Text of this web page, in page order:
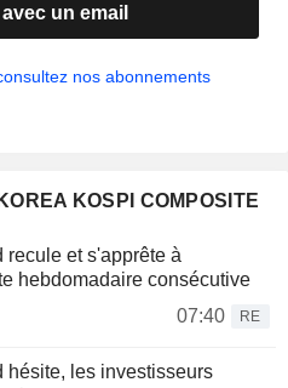
un email
nos abonnements
KOSPI COMPOSITE
recule et s'apprête à
hebdomadaire consécutive
07:40
RE
hésite, les investisseurs